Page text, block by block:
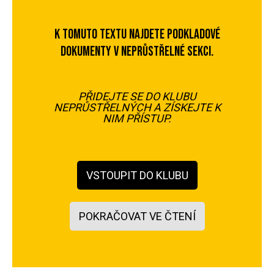
K TOMUTO TEXTU NAJDETE PODKLADOVÉ
DOKUMENTY V NEPRŮSTŘELNÉ SEKCI.
PŘIDEJTE SE DO KLUBU
NEPRŮSTŘELNÝCH A ZÍSKEJTE K
NIM PŘÍSTUP.
VSTOUPIT DO KLUBU
POKRAČOVAT VE ČTENÍ